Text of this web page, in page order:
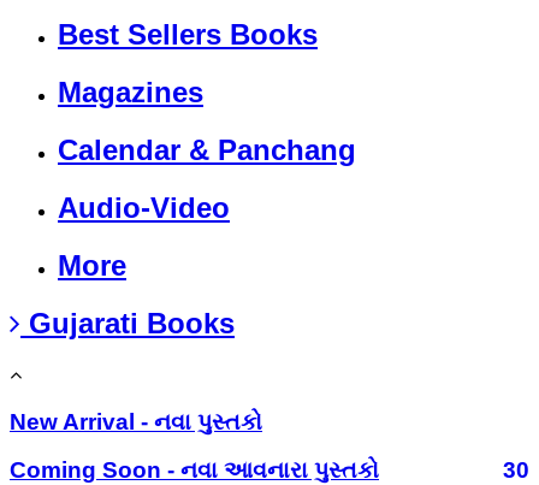
Best Sellers Books
Magazines
Calendar & Panchang
Audio-Video
More
Gujarati Books
New Arrival - નવા પુસ્તકો
Coming Soon - નવા આવનારા પુસ્તકો
30